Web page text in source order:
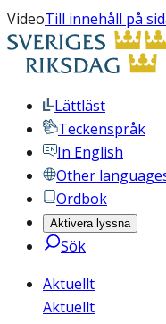
VideoTill innehåll på
Lättläst
Teckenspråk
In English
Other
Ordbok
Aktivera lyssna
Sök
Aktuellt
Aktuellt